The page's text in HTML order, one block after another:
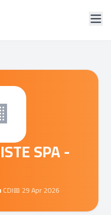
SPA -
CDI📅 29 Apr 2026